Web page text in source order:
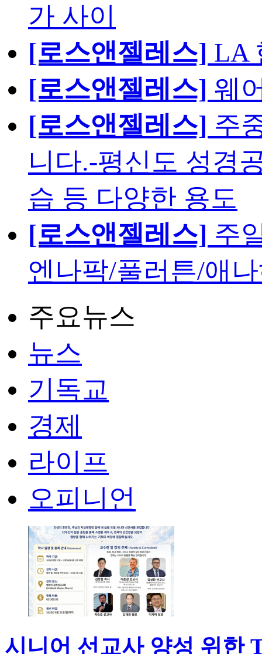
가 사이
[로스앤젤레스] LA
[로스앤젤레스] 웨
[로스앤젤레스] 주
니다.-평신도 성경
습 등 다양한 용도
[로스앤젤레스] 주
엔나팍/풀러튼/애
주요뉴스
뉴스
기독교
경제
라이프
오피니언
시니어 선교사 양성 위한